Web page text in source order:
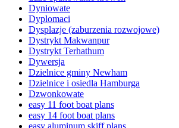
Dyniowate
Dyplomaci
Dysplazje (zaburzenia rozwojowe)
Dystrykt Makwanpur
Dystrykt Terhathum
Dywersja
Dzielnice gminy Newham
Dzielnice i osiedla Hamburga
Dzwonkowate
easy 11 foot boat plans
easy 14 foot boat plans
easy aluminum skiff plans